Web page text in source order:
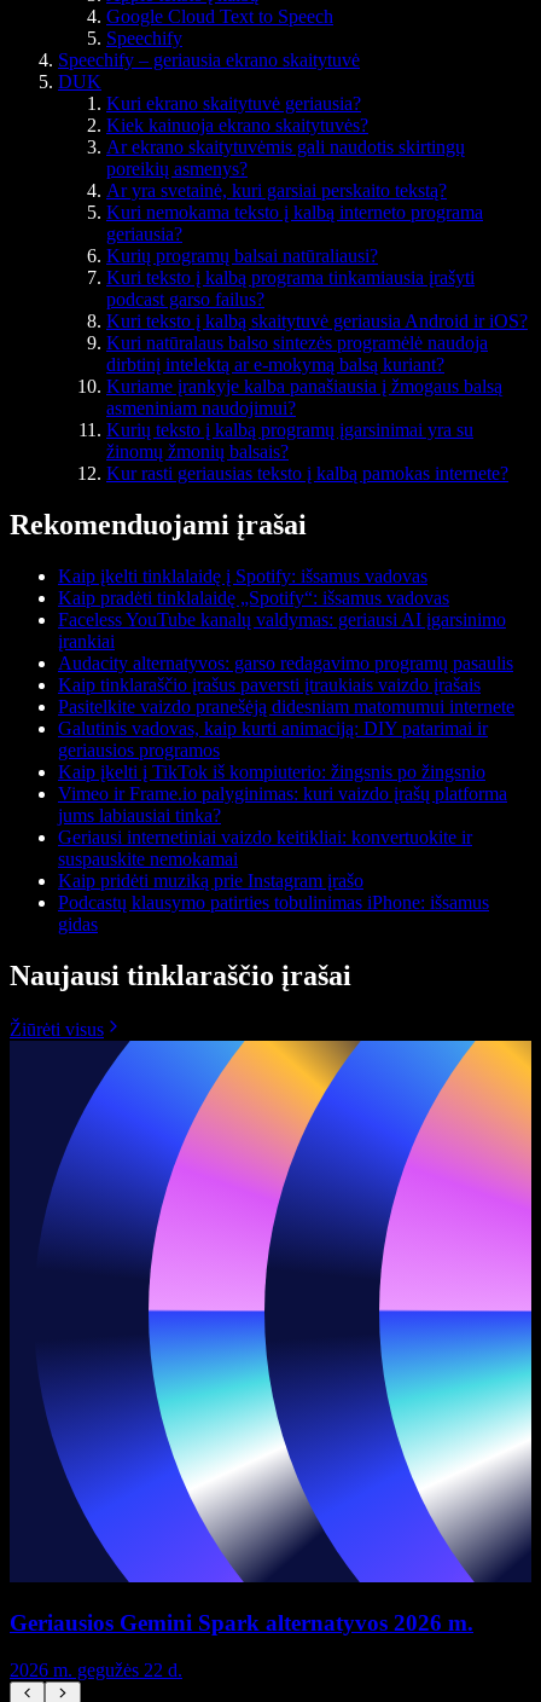
Google Cloud Text to Speech
Speechify
Speechify – geriausia ekrano skaitytuvė
DUK
Kuri ekrano skaitytuvė geriausia?
Kiek kainuoja ekrano skaitytuvės?
Ar ekrano skaitytuvėmis gali naudotis skirtingų
poreikių asmenys?
Ar yra svetainė, kuri garsiai perskaito tekstą?
Kuri nemokama teksto į kalbą interneto programa
geriausia?
Kurių programų balsai natūraliausi?
Kuri teksto į kalbą programa tinkamiausia įrašyti
podcast garso failus?
Kuri teksto į kalbą skaitytuvė geriausia Android ir iOS?
Kuri natūralaus balso sintezės programėlė naudoja
dirbtinį intelektą ar e-mokymą balsą kuriant?
Kuriame įrankyje kalba panašiausia į žmogaus balsą
asmeniniam naudojimui?
Kurių teksto į kalbą programų įgarsinimai yra su
žinomų žmonių balsais?
Kur rasti geriausias teksto į kalbą pamokas internete?
Rekomenduojami įrašai
Kaip įkelti tinklalaidę į Spotify: išsamus vadovas
Kaip pradėti tinklalaidę „Spotify“: išsamus vadovas
Faceless YouTube kanalų valdymas: geriausi AI įgarsinimo
įrankiai
Audacity alternatyvos: garso redagavimo programų pasaulis
Kaip tinklaraščio įrašus paversti įtraukiais vaizdo įrašais
Pasitelkite vaizdo pranešėją didesniam matomumui internete
Galutinis vadovas, kaip kurti animaciją: DIY patarimai ir
geriausios programos
Kaip įkelti į TikTok iš kompiuterio: žingsnis po žingsnio
Vimeo ir Frame.io palyginimas: kuri vaizdo įrašų platforma
jums labiausiai tinka?
Geriausi internetiniai vaizdo keitikliai: konvertuokite ir
suspauskite nemokamai
Kaip pridėti muziką prie Instagram įrašo
Podcastų klausymo patirties tobulinimas iPhone: išsamus
gidas
Naujausi tinklaraščio įrašai
Žiūrėti visus
Geriausios Gemini Spark alternatyvos 2026 m.
2026 m. gegužės 22 d.